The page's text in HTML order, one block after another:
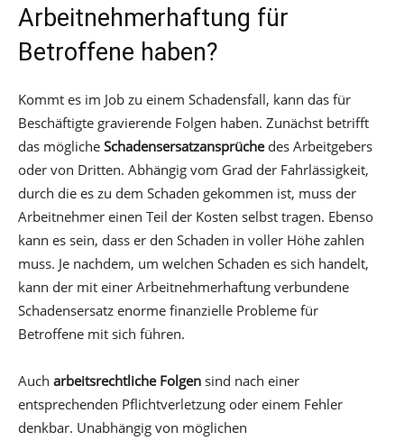
Arbeitnehmerhaftung für
Betroffene haben?
Kommt es im Job zu einem Schadensfall, kann das für
Beschäftigte gravierende Folgen haben. Zunächst betrifft
das mögliche Schadensersatzansprüchedes Arbeitgebers
oder von Dritten. Abhängig vom Grad der Fahrlässigkeit,
durch die es zu dem Schaden gekommen ist, muss der
Arbeitnehmer einen Teil der Kosten selbst tragen. Ebenso
kann es sein, dass er den Schaden in voller Höhe zahlen
muss. Je nachdem, um welchen Schaden es sich handelt,
kann der mit einer Arbeitnehmerhaftung verbundene
Schadensersatz enorme finanzielle Probleme für
Betroffene mit sich führen.
Auch arbeitsrechtliche Folgen sind nach einer
entsprechenden Pflichtverletzung oder einem Fehler
denkbar. Unabhängig von möglichen